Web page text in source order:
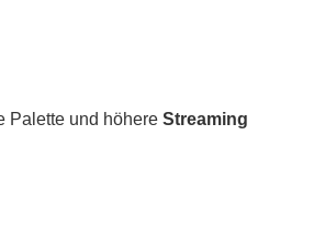
Palette und höhere Streaming